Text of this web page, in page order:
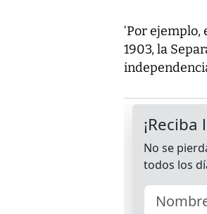
‘Por ejemplo,
1903, la